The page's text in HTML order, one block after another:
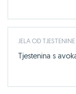
JELA OD TJESTENINE
Tjestenina s